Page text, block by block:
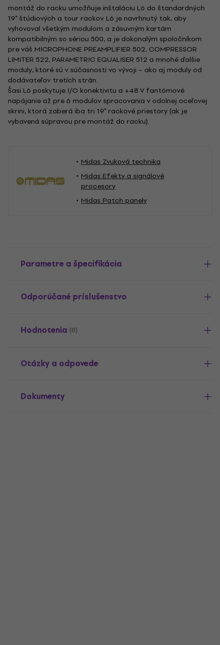
montáž do racku umožňuje inštaláciu L6 do štandardných
19" štúdiových a tour rackov. L6 je navrhnutý tak, aby
vyhovoval všetkým modulom a zásuvným kartám
kompatibilným so sériou 500, a je dokonalým spoločníkom
pre váš MICROPHONE PREAMPLIFIER 502, COMPRESSOR
LIMITER 522, PARAMETRIC EQUALISER 512 a mnohé ďalšie
moduly, ktoré sú v súčasnosti vo vývoji – ako aj moduly od
dodávateľov tretích strán.
Šasi L6 poskytuje I/O konektivitu a +48 V fantómové
napájanie až pre 6 modulov spracovania v odolnej oceľovej
skrini, ktorá zaberá iba tri 19" rackové priestory (ak je
vybavená súpravou pre montáž do racku).
Midas Zvuková technika
Midas Efekty a signálové
procesory
Midas Patch panely
Parametre a špecifikácia
Odporúčané príslušenstvo
Hodnotenia (8)
Otázky a odpovede
Dokumenty